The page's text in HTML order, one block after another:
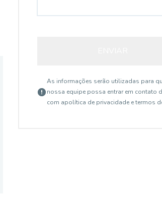
As informações serão utilizadas para
nossa equipe possa entrar em contato
com apolítica de privacidade e termos